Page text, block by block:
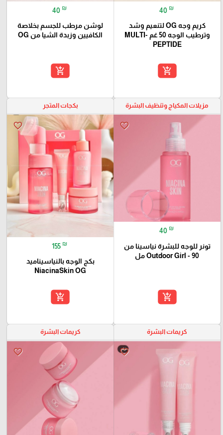
40 ₪
كريم وجه OG لتنعيم وشد
وترطيب الوجه 50 غم MULTI-
PEPTIDE
add_shopping_cart
40 ₪
لوشن مرطب للجسم بخلاصة
الكافيين وزبدة الشيا من OG
add_shopping_cart
مزيلات المكياج وتنظيف البشرة
favorite_border
40 ₪
تونر للوجه للبشرة نياسينا من
Outdoor Girl - 90 مل
add_shopping_cart
بكجات المتجر
favorite_border
155 ₪
بكج الوجه بالنياسيناميد
NiacinaSkin OG
add_shopping_cart
كريمات البشرة
favorite_border
كريمات البشرة
favorite_border